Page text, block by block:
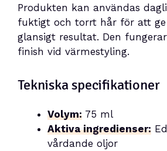
Produkten kan användas
fuktigt och torrt hår för att
glansigt resultat. Den
finish vid värmestyling.
Tekniska specifikationer
Volym: 75 ml
Aktiva ingredienser:
vårdande oljor